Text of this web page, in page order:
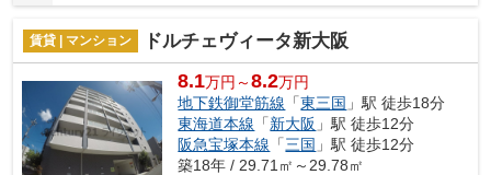
賃貸 | マンション ドルチェヴィータ新大阪
8.1万円～8.2万円
地下鉄御堂筋線 「東三国 」駅 徒歩18分
東海道本線 「新大阪 」駅 徒歩12分
阪急宝塚本線 「三国 」駅 徒歩12分
築18年 / 29.71㎡～29.78㎡